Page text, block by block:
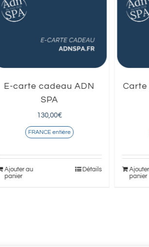
E-carte cadeau ADN
SPA
130,00€
FRANCE entière
Ajouter au
panier
Détails
Carte
panier